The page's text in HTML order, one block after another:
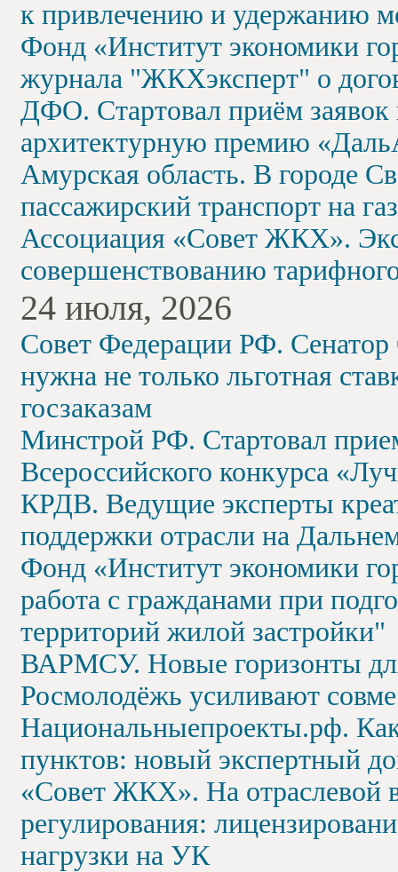
к привлечению и удержанию
Фонд «Институт экономики
журнала "ЖКХэксперт" о
ДФО. Стартовал приём
архитектурную премию
Амурская область. В городе
пассажирский транспорт на газ
Ассоциация «Совет ЖКХ».
совершенствованию
24 июля, 2026
Совет Федерации РФ.
нужна не только льготная
госзаказам
Минстрой РФ. Стартовал
Всероссийского конкурса
КРДВ. Ведущие эксперты
поддержки отрасли на
Фонд «Институт экономики
работа с гражданами при
территорий жилой застройки"
ВАРМСУ. Новые горизонты
Росмолодёжь усиливают
Национальныепроекты.рф.
пунктов: новый экспертный
«Совет ЖКХ». На отраслевой
регулирования:
нагрузки на УК